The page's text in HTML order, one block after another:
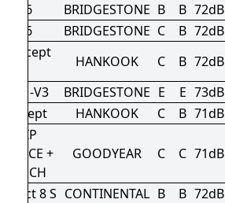
6 BRIDGESTONE B B 72dB
6
BRIDGESTONE C B 72dB
icept
HANKOOK C B 72dB
DM-V3
BRIDGESTONE E E 73dB
icept
HANKOOK C B 71dB
+
GOODYEAR C C 71dB
8 S CONTINENTAL B B 72dB